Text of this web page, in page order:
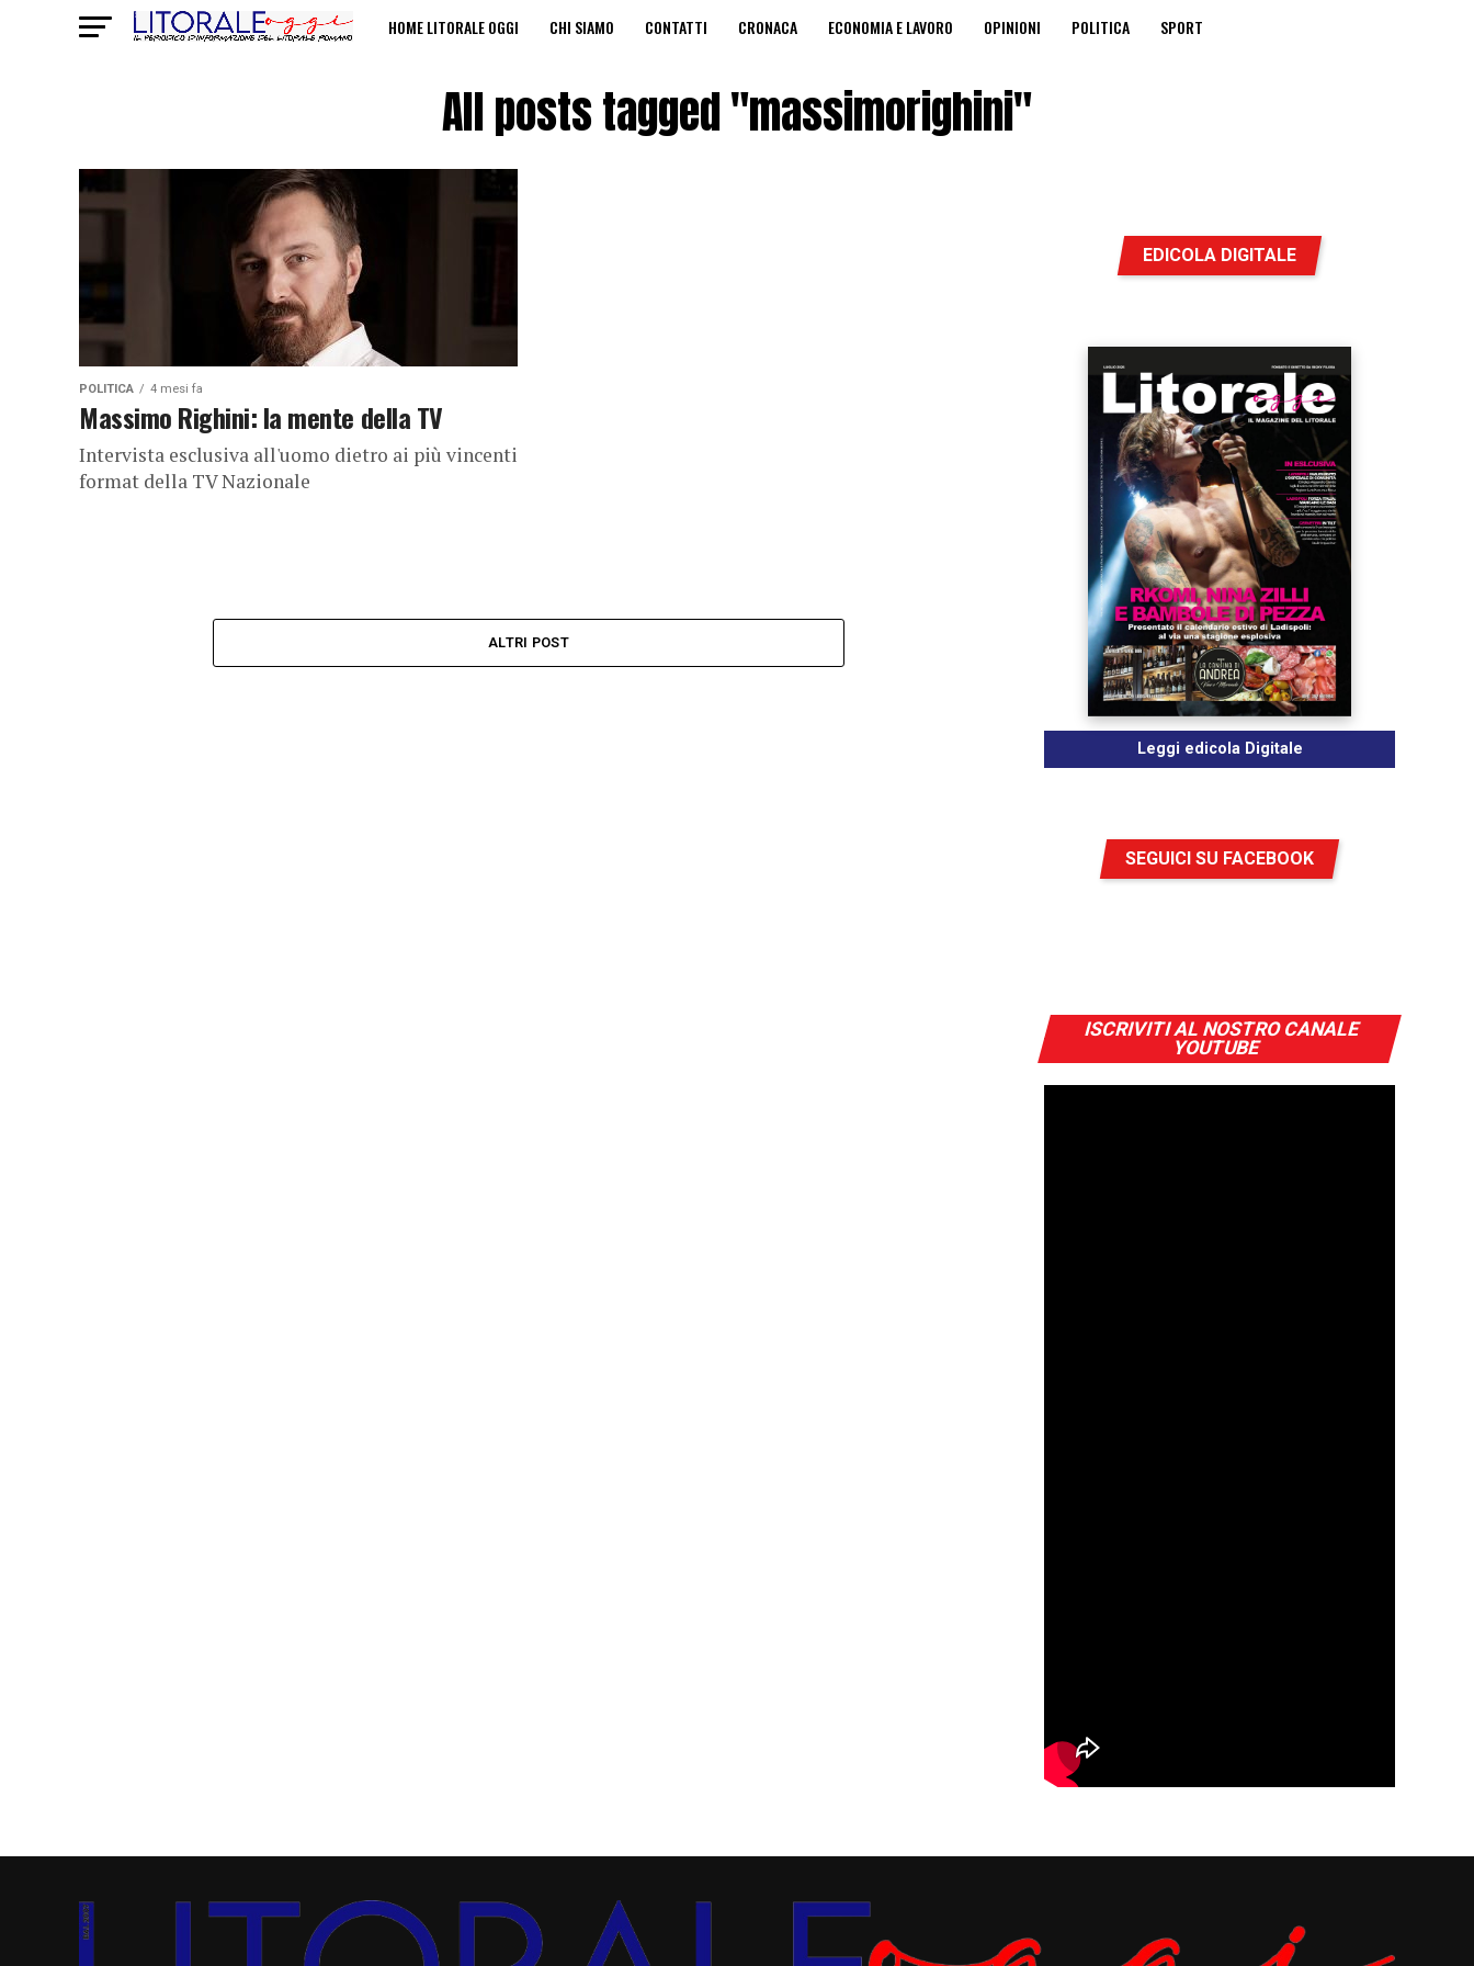
HOME LITORALE OGGI CHI SIAMO CONTATTI CRONACA ECONOMIA E LAVORO OPINIONI POLITICA SPORT
All posts tagged "massimorighini"
POLITICA 4 mesi fa
Massimo Righini: la mente della TV
Intervista esclusiva all'uomo dietro ai più vincenti
format della TV Nazionale
ALTRI POST
EDICOLA DIGITALE
Leggi edicola Digitale
SEGUICI SU FACEBOOK
ISCRIVITI AL NOSTRO CANALE
YOUTUBE